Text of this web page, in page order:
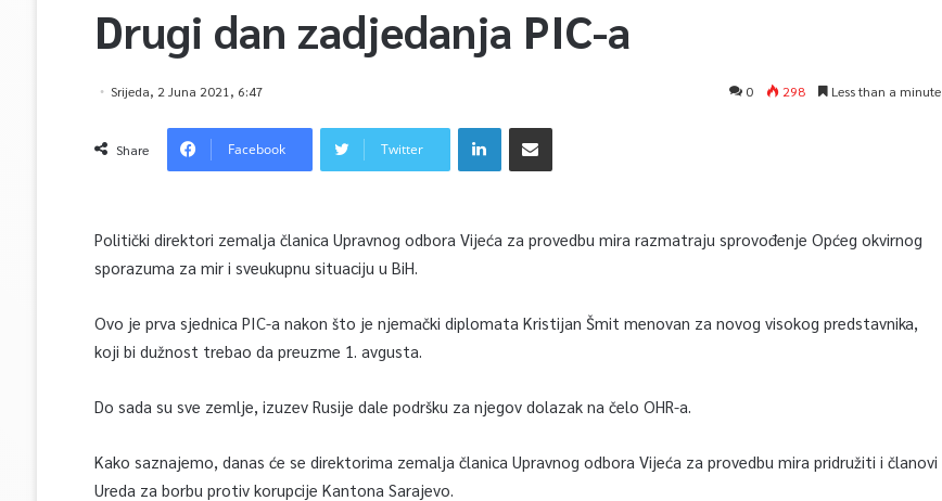
Drugi dan zadjedanja PIC-a
Srijeda, 2 Juna 2021, 6:47 0 298 Less than a minute
Share Facebook Twitter
Politički direktori zemalja članica Upravnog odbora Vijeća za provedbu mira razmatraju sprovođenje Općeg okvirnog
sporazuma za mir i sveukupnu situaciju u BiH.
Ovo je prva sjednica PIC-a nakon što je njemački diplomata Kristijan Šmit menovan za novog visokog predstavnika,
koji bi dužnost trebao da preuzme 1. avgusta.
Do sada su sve zemlje, izuzev Rusije dale podršku za njegov dolazak na čelo OHR-a.
Kako saznajemo, danas će se direktorima zemalja članica Upravnog odbora Vijeća za provedbu mira pridružiti i članovi
Ureda za borbu protiv korupcije Kantona Sarajevo.